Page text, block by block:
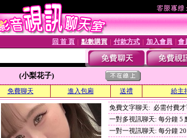
回 首 頁 點數購買│ 付款方式│ 加入會員 會
(小梨花子)
免費聊天 進入包廂 送禮 給主
免費文字聊天: 必需付費才
一對多視訊聊天: 每分鐘 5
一對一視訊聊天: 每分鐘